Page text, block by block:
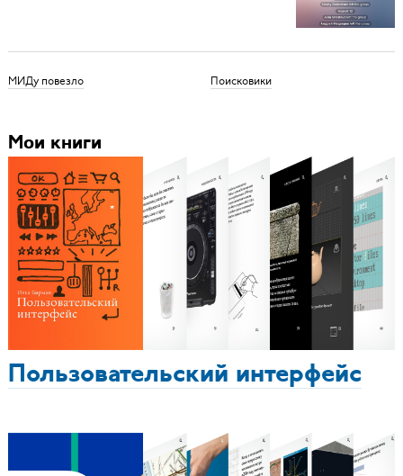
МИДу повезло Поисковики
Мои книги
Пользовательский интерфейс